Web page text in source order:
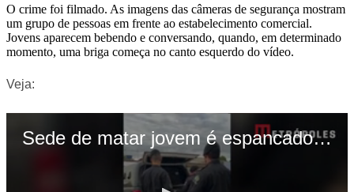
O crime foi filmado. As imagens das câmeras de segurança mostram
um grupo de pessoas em frente ao estabelecimento comercial.
Jovens aparecem bebendo e conversando, quando, em determinado
momento, uma briga começa no canto esquerdo do vídeo.
Veja: